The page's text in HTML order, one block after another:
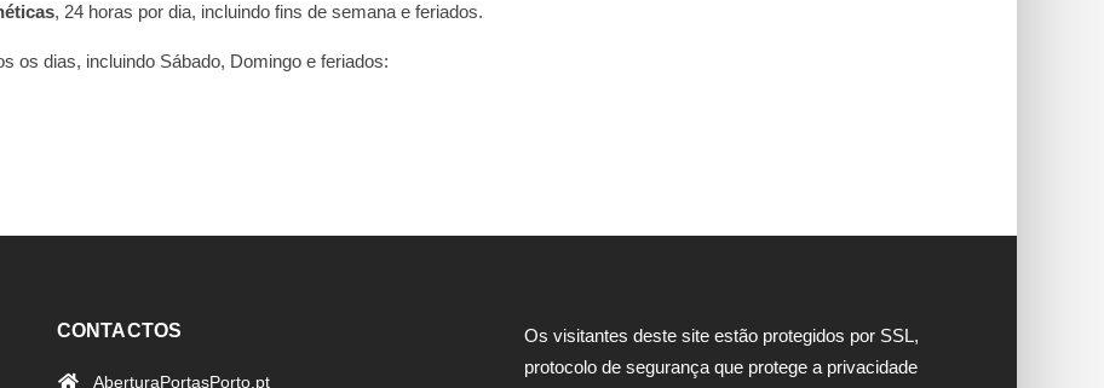
, 24 horas por dia, incluindo fins de semana e feriados.
os dias, incluindo Sábado, Domingo e feriados:
CONTACTOS
AberturaPortasPorto.pt
Os visitantes deste site estão protegidos por SSL,
protocolo de segurança que protege a privacidade